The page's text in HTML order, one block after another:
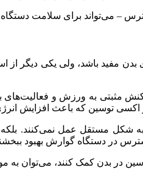
– می‌تواند برای سلامت
مفید باشد، ولی یکی دیگر از
مثبتی به ورزش و فعالیت‌های
و اکسی توسین که باعث افزایش
شکل مستقل عمل نمی‌کنند.
در دستگاه گوارش بهبود
در بدن کمک کنند، می‌توان به